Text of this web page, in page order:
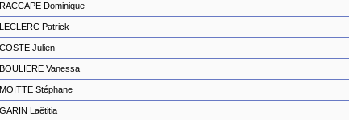
RACCAPE Dominique
LECLERC Patrick
COSTE Julien
BOULIERE Vanessa
MOITTE Stéphane
GARIN Laëtitia